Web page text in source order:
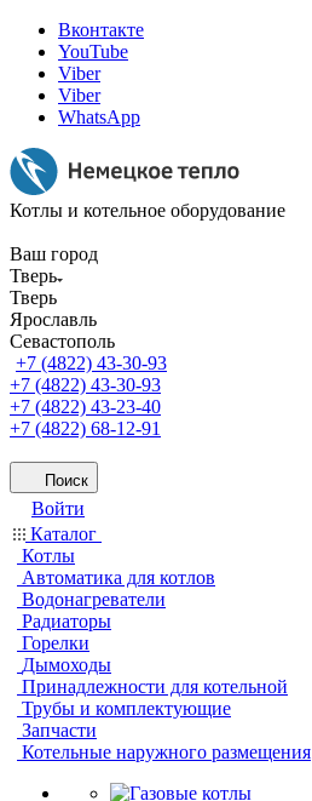
Вконтакте
YouTube
Viber
Viber
WhatsApp
Котлы и котельное оборудование
Ваш город
Тверь
Тверь
Ярославль
Севастополь
+7 (4822) 43-30-93
+7 (4822) 43-30-93
+7 (4822) 43-23-40
+7 (4822) 68-12-91
Поиск
Войти
Каталог
Котлы
Автоматика для котлов
Водонагреватели
Радиаторы
Горелки
Дымоходы
Принадлежности для котельной
Трубы и комплектующие
Запчасти
Котельные наружного размещения